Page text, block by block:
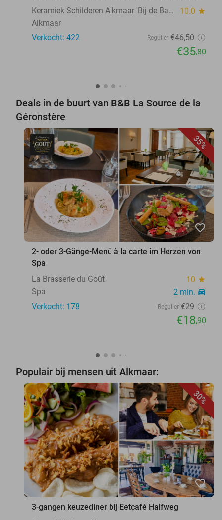
uur)
Keramiek Schilderen Alkmaar 'Bij de Barones' 10.0 star
Alkmaar
Verkocht: 422
Regulier €46,50
€35,80
Deals in de buurt van B&B La Source de la
Géronstère
35%
favorite_border
2- oder 3-Gänge-Menü à la carte im Herzen von
Spa
La Brasserie du Goût
10 star
Spa 2 min. directions_car
Verkocht: 178 Regulier €29
€18,90
Populair bij mensen uit Alkmaar:
30%
favorite_border
3-gangen keuzediner bij Eetcafé Halfweg